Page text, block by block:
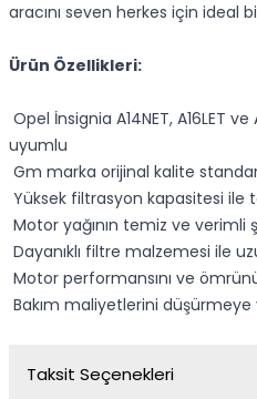
aracını seven herkes için ideal
Ürün Özellikleri:
Opel İnsignia A14NET, A16LET
uyumlu
Gm marka orijinal kalite
Yüksek filtrasyon kapasitesi
Motor yağının temiz ve verimli
Dayanıklı filtre malzemesi ile
Motor performansını ve
Bakım maliyetlerini düşürmeye
Taksit Seçenekleri